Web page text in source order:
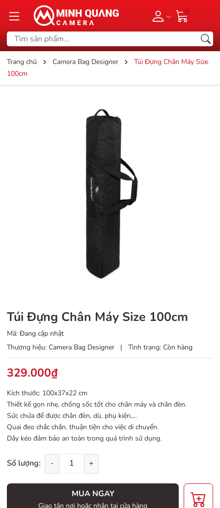
Trang chủ Camera Bag Designer
Túi Đựng Chân Máy Size
100cm
Túi Đựng Chân Máy Size 100cm
Mã: Đang cập nhật
Thương hiệu: Camera Bag Designer | Tình trạng: Còn hàng
329.000₫
Kích thước: 100x37x22 cm
Thiết kế gọn nhẹ, chống sốc tốt cho chân máy và chân đèn.
Sức chứa để được chân đèn, dù, phụ kiện,…
Quai đeo chắc chắn. thuận tiện cho việc di chuyển.
Dây kéo đảm bảo an toàn trong quá trình sử dụng.
Số lượng: - +
MUA NGAY
Giao tận nơi hoặc nhận tại cửa hàng